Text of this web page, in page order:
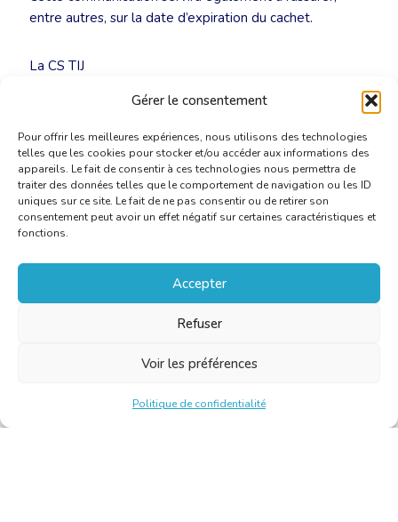
Gérer le consentement
Pour offrir les meilleures expériences, nous utilisons des technologies
telles que les cookies pour stocker et/ou accéder aux informations des
appareils. Le fait de consentir à ces technologies nous permettra de
traiter des données telles que le comportement de navigation ou les ID
uniques sur ce site. Le fait de ne pas consentir ou de retirer son
consentement peut avoir un effet négatif sur certaines caractéristiques et
fonctions.
Accepter
Refuser
Voir les préférences
Politique de confidentialité
entre autres, sur la date d’expiration du cachet.
La CS TIJ